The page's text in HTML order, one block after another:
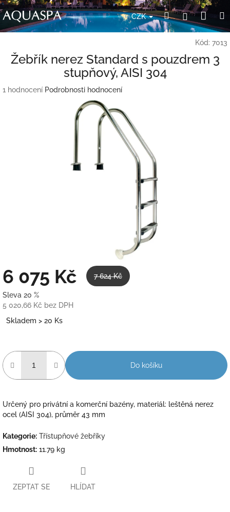
Přejít
na
obsah
CZK HledatPřihlášení
Kód: 7013
Žebřík nerez Standard s pouzdrem 3
stupňový, AISI 304
Průměrné
1 hodnocení Podrobnosti hodnocení
6 075 Kč 7 624 Kč
Sleva 20 %
5 020,66 Kč bez DPH
cena:
Skladem > 20 Ks
Do košíku
Určený pro privátní a komerční bazény, materiál: leštěná nerez
ocel (AISI 304), průměr 43 mm
Kategorie: Třístupňové žebříky
Hmotnost: 11.79 kg
ZEPTAT SE HLÍDAT